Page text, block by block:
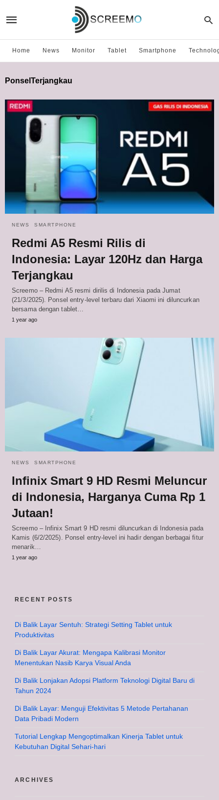
Home News Monitor Tablet Smartphone
PonselTerjangkau
NEWS SMARTPHONE
Redmi A5 Resmi Rilis di
Indonesia: Layar 120Hz dan Harga
Terjangkau
Screemo – Redmi A5 resmi dirilis di Indonesia pada Jumat
(21/3/2025). Ponsel entry-level terbaru dari Xiaomi ini diluncurkan
bersama dengan tablet…
1 year ago
NEWS SMARTPHONE
Infinix Smart 9 HD Resmi Meluncur
di Indonesia, Harganya Cuma Rp 1
Jutaan!
Screemo – Infinix Smart 9 HD resmi diluncurkan di Indonesia pada
Kamis (6/2/2025). Ponsel entry-level ini hadir dengan berbagai fitur
menarik…
1 year ago
RECENT POSTS
Di Balik Layar Sentuh: Strategi Setting Tablet untuk
Produktivitas
Di Balik Layar Akurat: Mengapa Kalibrasi Monitor
Menentukan Nasib Karya Visual Anda
Di Balik Lonjakan Adopsi Platform Teknologi Digital Baru di
Tahun 2024
Di Balik Layar: Menguji Efektivitas 5 Metode Pertahanan
Data Pribadi Modern
Tutorial Lengkap Mengoptimalkan Kinerja Tablet untuk
Kebutuhan Digital Sehari-hari
ARCHIVES